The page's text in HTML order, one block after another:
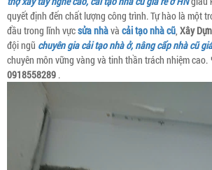
quyết định đến chất lượng công trình. Tự hào là một
đầu trong lĩnh vựcsửa nhàvà cải tạo nhà cũ, Xây
đội ngũ chuyên gia cải tạo nhà ở, nâng cấp nhà cũ
chuyên môn vững vàng và tinh thần trách nhiệm
0918558289 .